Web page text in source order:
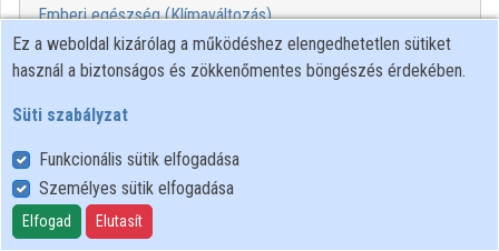
Emberi egészség (Klímaváltozás)
Földtakaró és degradációja (Klímaváltozás)
Klímaváltozás
00:04:36
Ez a weboldal kizárólag a működéshez elengedhetetlen sütiket
használ a biztonságos és zökkenőmentes böngészés érdekében.
Süti szabályzat
Funkcionális sütik elfogadása
Személyes sütik elfogadása
Elfogad Elutasít